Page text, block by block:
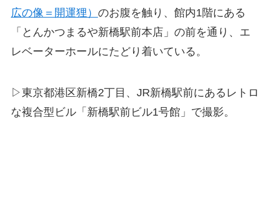
広の像＝開運狸） のお腹を触り、館内1階にある
「とんかつまるや新橋駅前本店」の前を通り、エ
レベーターホールにたどり着いている。
▷東京都港区新橋2丁目、JR新橋駅前にあるレトロ
な複合型ビル「新橋駅前ビル1号館」で撮影。